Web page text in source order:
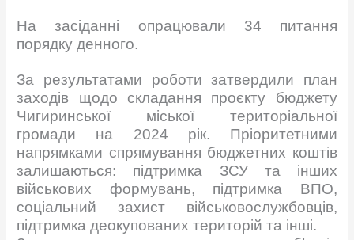
На засіданні опрацювали 34 питання
порядку денного.
За результатами роботизатвердили план
заходів щодо складання проєкту бюджету
Чигиринської міської територіальної
громади на 2024 рік. Пріоритетними
напрямками спрямування бюджетних коштів
залишаються: підтримка ЗСУ та інших
військових формувань, підтримка ВПО,
соціальний захист військовослужбовців,
підтримка деокупованих територій та інші.